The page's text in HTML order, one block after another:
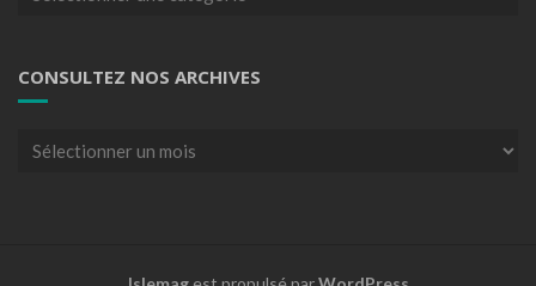
CONSULTEZ NOS ARCHIVES
Consultez